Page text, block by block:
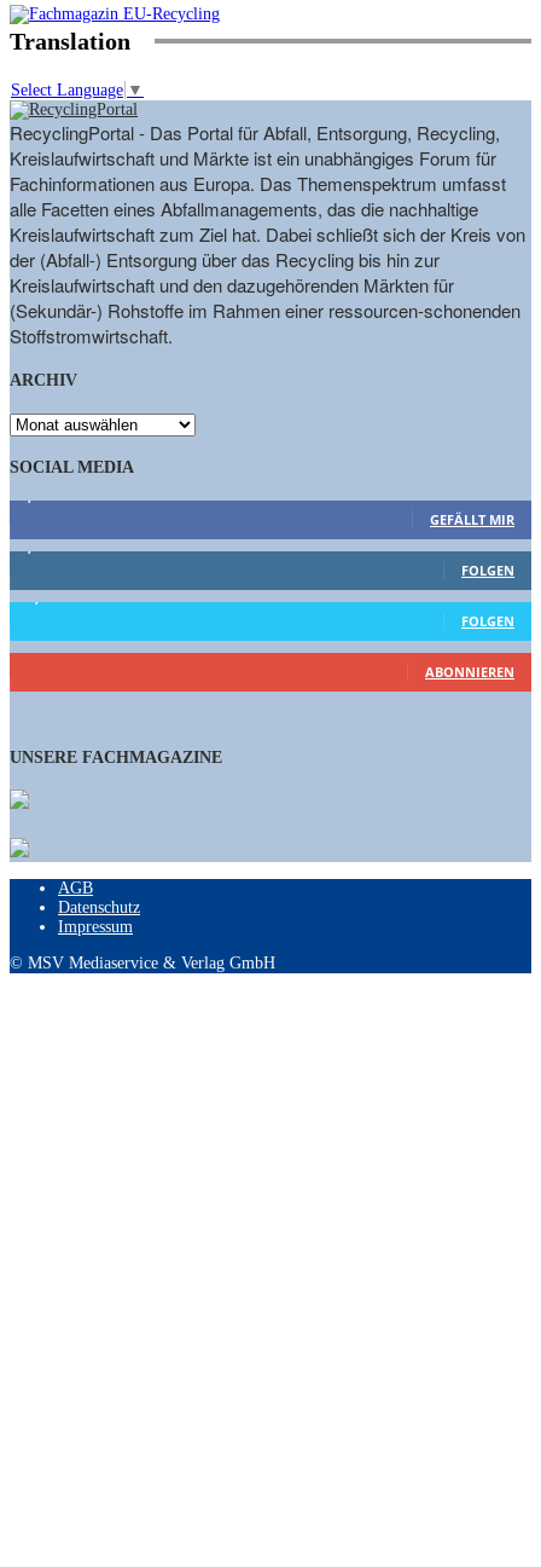
Translation
Select Language ▼
RecyclingPortal - Das Portal für Abfall, Entsorgung, Recycling,
Kreislaufwirtschaft und Märkte ist ein unabhängiges Forum für
Fachinformationen aus Europa. Das Themenspektrum umfasst
alle Facetten eines Abfallmanagements, das die nachhaltige
Kreislaufwirtschaft zum Ziel hat. Dabei schließt sich der Kreis von
der (Abfall-) Entsorgung über das Recycling bis hin zur
Kreislaufwirtschaft und den dazugehörenden Märkten für
(Sekundär-) Rohstoffe im Rahmen einer ressourcen-schonenden
Stoffstromwirtschaft.
ARCHIV
ARCHIV
SOCIAL MEDIA
GEFÄLLT MIR
1,662 Follower
FOLGEN
15,658 Follower
FOLGEN
461 Abonnenten
ABONNIEREN
UNSERE FACHMAGAZINE
AGB
Datenschutz
Impressum
© MSV Mediaservice & Verlag GmbH